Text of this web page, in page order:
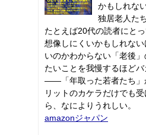
かもしれな
独居老人た
たとえば20代の読者にと
想像しにくいかもしれな
いのかわからない「老後
たいことを我慢するほど
――「年取った若者たち」
リットのカケラだけでも
ら、なによりうれしい。
amazonジャパン